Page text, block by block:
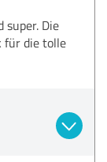
super. Die
für die tolle